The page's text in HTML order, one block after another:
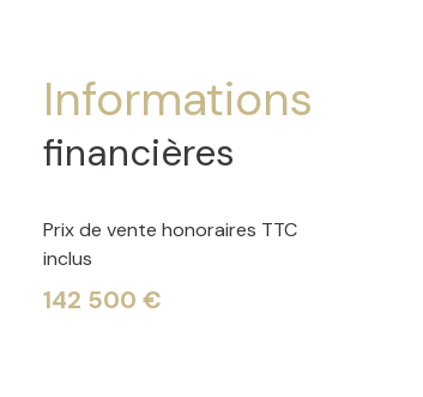
Informations
financières
Prix de vente honoraires TTC
inclus
142 500 €